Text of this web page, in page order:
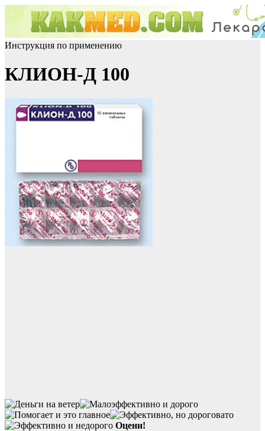
Инструкция по применению
КЛИОН-Д 100
Оцени!